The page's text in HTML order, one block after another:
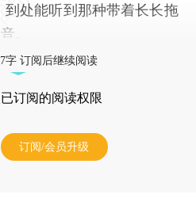
处能听到那种带着长长拖
。
字 订阅后继续阅读
订阅的阅读权限
订阅/会员升级